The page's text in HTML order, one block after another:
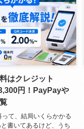
はクレジット
円！PayPayや
って、結局いくらかかる
書いてあるけど、うち